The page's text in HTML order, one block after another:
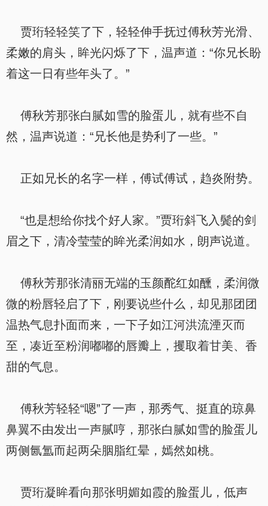
贾珩轻轻笑了下，轻轻伸手抚过傅秋芳光滑、
柔嫩的肩头，眸光闪烁了下，温声道：“你兄长盼
着这一日有些年头了。”
傅秋芳那张白腻如雪的脸蛋儿，就有些不自
然，温声说道：“兄长他是势利了一些。”
正如兄长的名字一样，傅试傅试，趋炎附势。
“也是想给你找个好人家。”贾珩斜飞入鬓的剑
眉之下，清冷莹莹的眸光柔润如水，朗声说道。
傅秋芳那张清丽无端的玉颜酡红如醺，柔润微
微的粉唇轻启了下，刚要说些什么，却见那团团
温热气息扑面而来，一下子如江河洪流湮灭而
至，凑近至粉润嘟嘟的唇瓣上，攫取着甘美、香
甜的气息。
傅秋芳轻轻“嗯”了一声，那秀气、挺直的琼鼻
鼻翼不由发出一声腻哼，那张白腻如雪的脸蛋儿
两侧氤氲而起两朵胭脂红晕，嫣然如桃。
贾珩凝眸看向那张明媚如霞的脸蛋儿，低声